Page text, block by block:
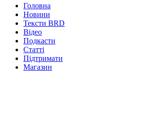
Головна
Новини
Тексти BRD
Відео
Подкасти
Статті
Підтримати
Магазин